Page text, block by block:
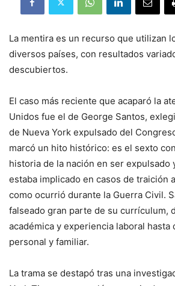
La mentira es un recurso que utilizan
diversos países, con resultados
descubiertos.
El caso más reciente que acaparó la
Unidos fue el de George Santos,
de Nueva York expulsado del
marcó un hito histórico: es el sexto
historia de la nación en ser expulsado
estaba implicado en casos de traición
como ocurrió durante la Guerra Civil.
falseado gran parte de su currículum,
académica y experiencia laboral hasta
personal y familiar.
La trama se destapó tras una